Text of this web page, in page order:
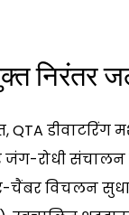
निरंतर
QTA
जंग-रोधी
चैंबर विचलन